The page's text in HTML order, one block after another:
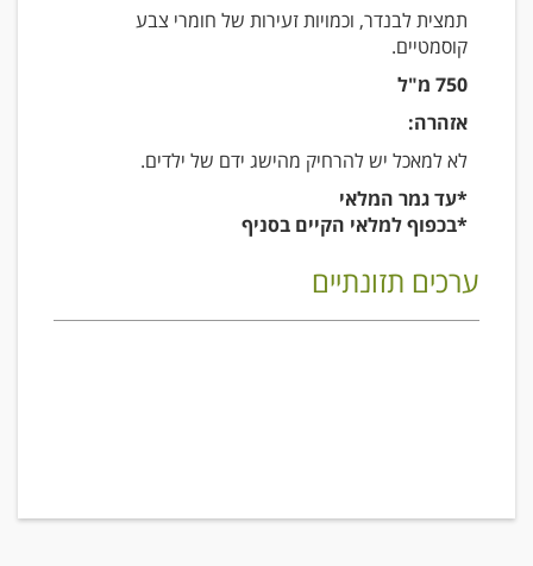
תמצית לבנדר, וכמויות זעירות של חומרי צבע
קוסמטיים.
750 מ"ל
אזהרה:
לא למאכל יש להרחיק מהישג ידם של ילדים.
*עד גמר המלאי
*בכפוף למלאי הקיים בסניף
ערכים תזונתיים